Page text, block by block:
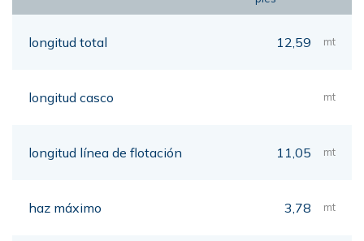
longitud total 12,59 mt
longitud casco mt
longitud línea de flotación 11,05 mt
haz máximo 3,78 mt